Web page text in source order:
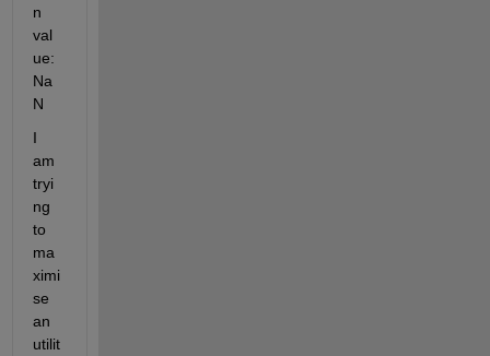
n
val
ue:
Na
N
I
am
tryi
ng
to
ma
ximi
se
an
utilit